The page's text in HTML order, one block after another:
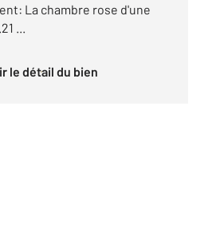
La chambre rose d'une
...
le détail du bien